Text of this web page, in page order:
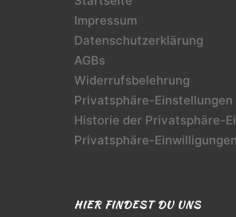
Impressum
Datenschutzerklärung
AGBs
Widerrufsbelehrung
Privatsphäre-Einstellungen
Historie der Privatsphäre-
Privatsphäre-
HIER FINDEST DU UNS